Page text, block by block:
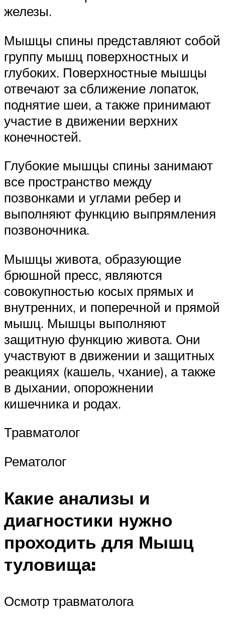
железы.
Мышцы спины представляют собой
группу мышц поверхностных и
глубоких. Поверхностные мышцы
отвечают за сближение лопаток,
поднятие шеи, а также принимают
участие в движении верхних
конечностей.
Глубокие мышцы спины занимают
все пространство между
позвонками и углами ребер и
выполняют функцию выпрямления
позвоночника.
Мышцы живота, образующие
брюшной пресс, являются
совокупностью косых прямых и
внутренних, и поперечной и прямой
мышц. Мышцы выполняют
защитную функцию живота. Они
участвуют в движении и защитных
реакциях (кашель, чхание), а также
в дыхании, опорожнении
кишечника и родах.
Травматолог
Рематолог
Какие анализы и
диагностики нужно
проходить для Мышц
туловища:
Осмотр травматолога